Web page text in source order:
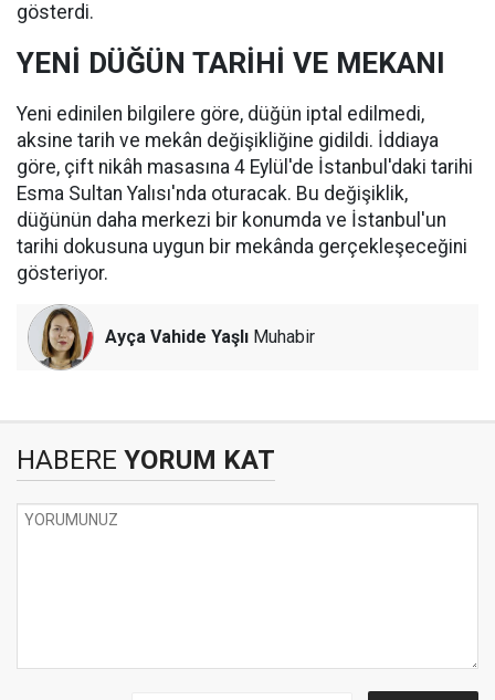
gösterdi.
YENİ DÜĞÜN TARİHİ VE MEKANI
Yeni edinilen bilgilere göre, düğün iptal edilmedi,
aksine tarih ve mekân değişikliğine gidildi. İddiaya
göre, çift nikâh masasına 4 Eylül'de İstanbul'daki tarihi
Esma Sultan Yalısı'nda oturacak. Bu değişiklik,
düğünün daha merkezi bir konumda ve İstanbul'un
tarihi dokusuna uygun bir mekânda gerçekleşeceğini
gösteriyor.
Ayça Vahide Yaşlı Muhabir
HABERE YORUM KAT